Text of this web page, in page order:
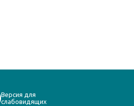
Версия для
слабовидящих